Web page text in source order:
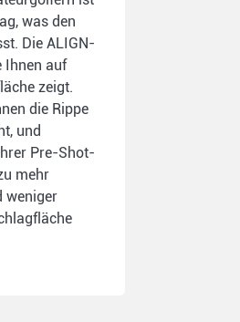
was den
Die ALIGN-
Ihnen auf
zeigt.
die Rippe
und
Pre-Shot-
mehr
weniger